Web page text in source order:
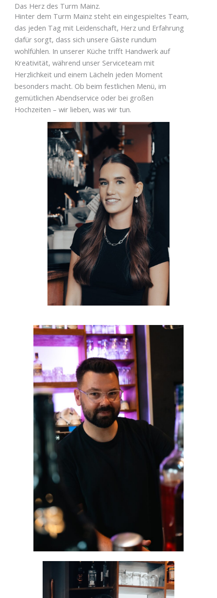
Das Herz des Turm Mainz.
Hinter dem Turm Mainz steht ein eingespieltes Team,
das jeden Tag mit Leidenschaft, Herz und Erfahrung
dafür sorgt, dass sich unsere Gäste rundum
wohlfühlen. In unserer Küche trifft Handwerk auf
Kreativität, während unser Serviceteam mit
Herzlichkeit und einem Lächeln jeden Moment
besonders macht. Ob beim festlichen Menü, im
gemütlichen Abendservice oder bei großen
Hochzeiten – wir lieben, was wir tun.